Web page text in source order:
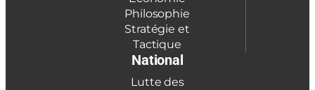
Philosophie
Stratégie et
Tactique
National
Lutte des